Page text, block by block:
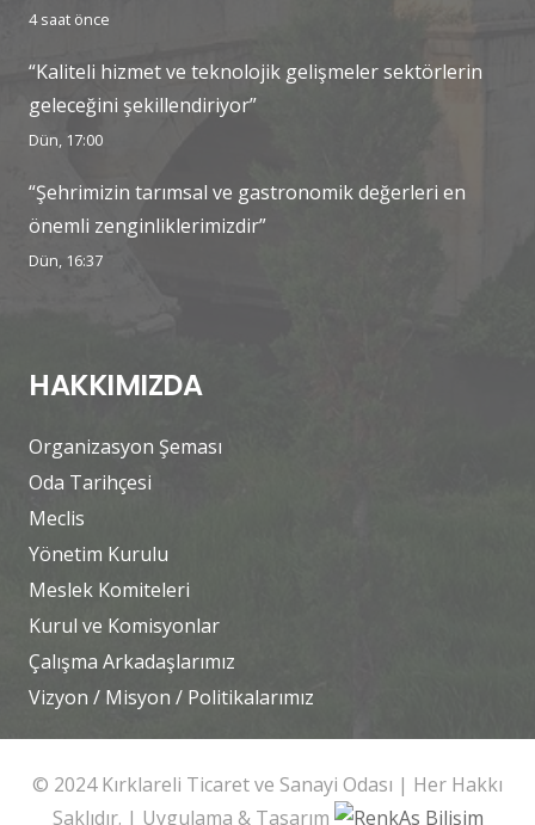
4 saat önce
“Kaliteli hizmet ve teknolojik gelişmeler sektörlerin
geleceğini şekillendiriyor”
Dün, 17:00
“Şehrimizin tarımsal ve gastronomik değerleri en
önemli zenginliklerimizdir”
Dün, 16:37
HAKKIMIZDA
Organizasyon Şeması
Oda Tarihçesi
Meclis
Yönetim Kurulu
Meslek Komiteleri
Kurul ve Komisyonlar
Çalışma Arkadaşlarımız
Vizyon / Misyon / Politikalarımız
© 2024 Kırklareli Ticaret ve Sanayi Odası | Her Hakkı
Saklıdır. | Uygulama & Tasarım